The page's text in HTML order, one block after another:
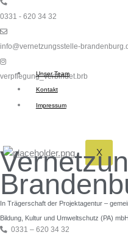
Inhalt
springen
0331 - 620 34 32
info@vernetzungsstelle-
verpflegung_verbindet.brb
Unser Team
Kontakt
Impressum
X
In Trägerschaft der Projektagentur –
Bildung, Kultur und Umweltschutz (PA) mbH
0331 – 620 34 32